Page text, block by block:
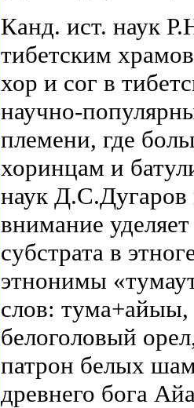
Канд. ист. наук
тибетским
хор и сог в
научно-
племени, где
хоринцам и
наук Д.С.Дугаров
внимание
субстрата в
этнонимы
слов:
белоголовый
патрон белых
древнего бога